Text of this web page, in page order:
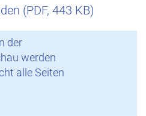
(PDF, 443 KB)
der
werden
alle Seiten